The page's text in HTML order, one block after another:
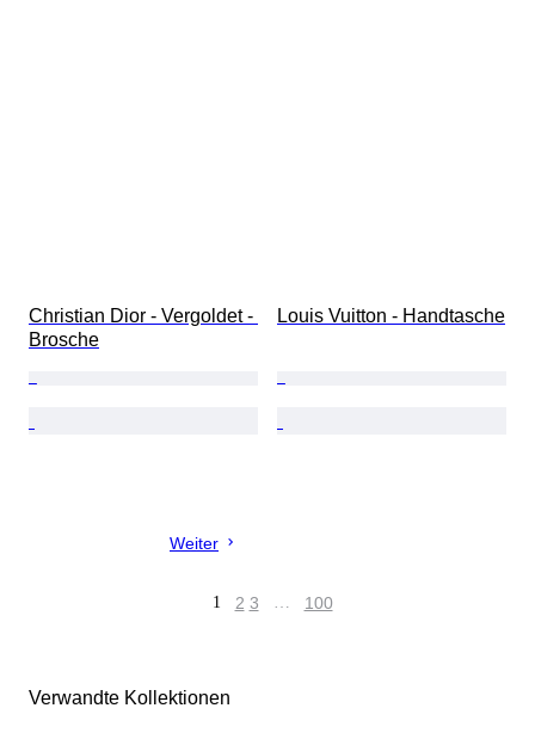
Christian Dior - Vergoldet -
Brosche
Louis Vuitton - Handtasche
Weiter
1 2 3 … 100
Verwandte Kollektionen